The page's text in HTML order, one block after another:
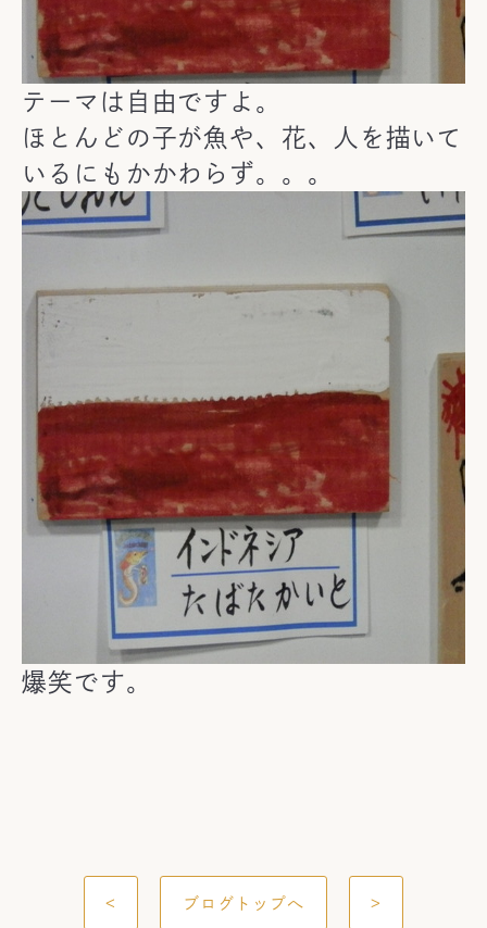
テーマは自由ですよ。
ほとんどの子が魚や、花、人を描いて
いるにもかかわらず。。。
爆笑です。
< ブログトップへ >